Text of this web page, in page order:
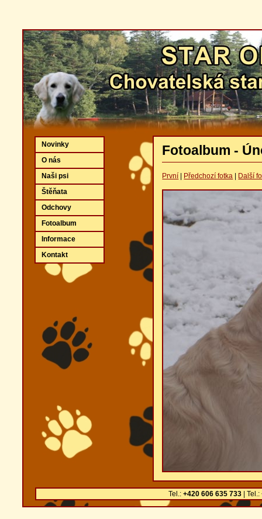
Fotoalbum -
První Předchozí fotka Další
Novinky
O nás
Naši psi
Štěňata
Odchovy
Fotoalbum
Informace
Kontakt
Tel.: +420 606 635 733 | Tel.: